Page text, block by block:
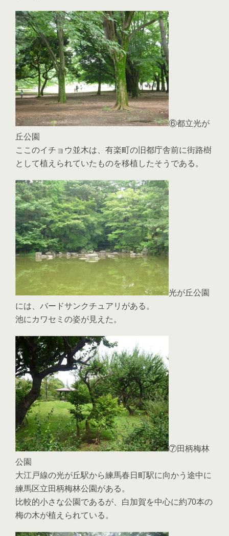
⑥都立光が
丘公園
ここのイチョウ並木は、有楽町の旧都庁舎前に街路樹
として植えられていたものを移植したそうである。
光が丘公園
には、バードサンクチュアリがある。
池にカワセミの姿が見えた。
⑦田柄梅林
公園
大江戸線の光が丘駅から練馬春日町駅に向かう途中に
練馬区立田柄梅林公園がある。
比較的小さな公園であるが、白加賀を中心に約70本の
梅の木が植えられている。